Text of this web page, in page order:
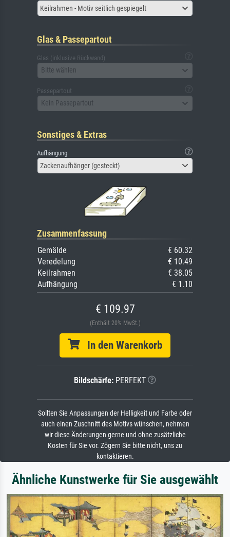
Keilrahmen - Motiv seitlich gespiegelt
Glas & Passepartout
Glas (inklusive Rückwand)
Bitte wählen
Passepartout
Kein Passepartout
Sonstiges & Extras
Aufhängung
Zackenaufhänger (gesteckt)
Zusammenfassung
Gemälde
€ 60.32
Veredelung
€ 10.49
Keilrahmen
€ 38.05
Aufhängung
€ 1.10
€ 109.97
(Enthält 20% MwSt.)
In den Warenkorb
Bildschärfe: PERFEKT
Sollten Sie Anpassungen der Helligkeit und Farbe oder
auch einen Zuschnitt des Motivs wünschen, nehmen
wir diese Änderungen gerne und ohne zusätzliche
Kosten für Sie vor. Zögern Sie bitte nicht, uns zu
kontaktieren.
Ähnliche Kunstwerke für Sie ausgewählt